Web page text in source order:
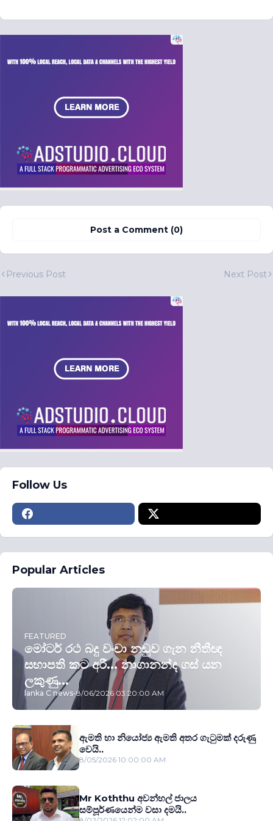
Post a Comment (0)
Previous Post Next Post
Follow Us
Popular Articles
FEATURED
මෝටර් රථ බදු වංචා නඩුව ගැන නීතීඥ
සභාපති කට අරී... නාගානන්ද ගස් යන
ලකුණු...
lanka C news-8/06/2026 03:20:00 AM
ඇමති හා නියෝජ්‍ය ඇමති අතර ගැටුමක් දරුණු
වෙයි..
8/05/2026 10:00:00 AM
Mr Koththu අවන්හල් ජාලය
සම්පූර්ණයෙන්ම වසා දමයි..